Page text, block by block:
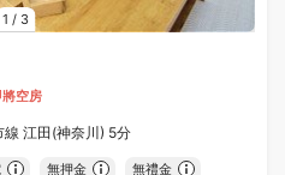
1 / 3
空房
線 江田(神奈川) 5分
無押金 無禮金